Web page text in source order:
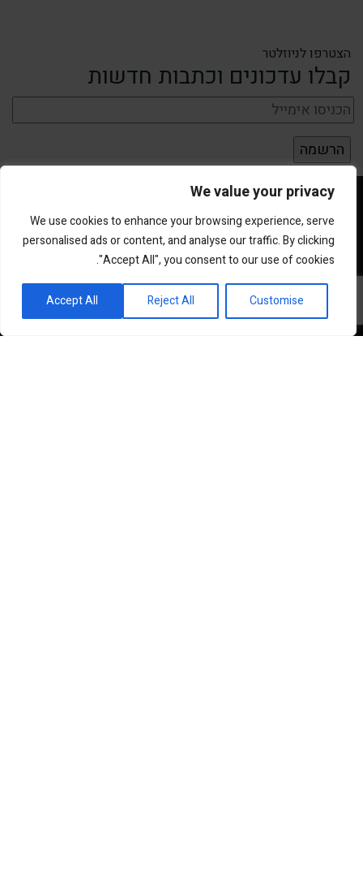
We value your privacy
We use cookies to enhance your browsing experience, serve
personalised ads or content, and analyse our traffic. By clicking
"Accept All", you consent to our use of cookies.
Customise
Reject All
Accept All
הצטרפו לניוזלטר
קבלו עדכונים וכתבות חדשות
פורטל השקעות וחדשנות